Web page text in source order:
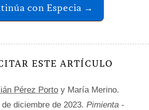
con Especia →
ESTE ARTÍCULO
Pérez Porto y María Merino.
diciembre de 2023. Pimienta -